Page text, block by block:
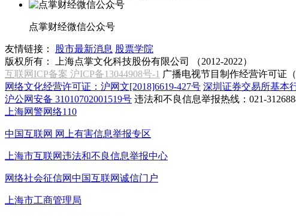
点掌财经微信公众号
友情链接： 股市最新消息 股票学院
版权所有：
上海点掌文化科技股份有限公司 （2012-2022）
互联网ICP备案 沪ICP备13044908号-1 广播电视节目制作经营许可证
网络文化经营许可证：沪网文[2018]6619-427号 深圳证券交易所基本
沪公网安备 31010702001519号 违法和不良信息举报热线：021-
上海网警网络110
中国互联网 网上有害信息举报专区
上海市互联网违法和不良信息举报中心
网络社会征信网中国互联网诚信门户
上海市工商管理局